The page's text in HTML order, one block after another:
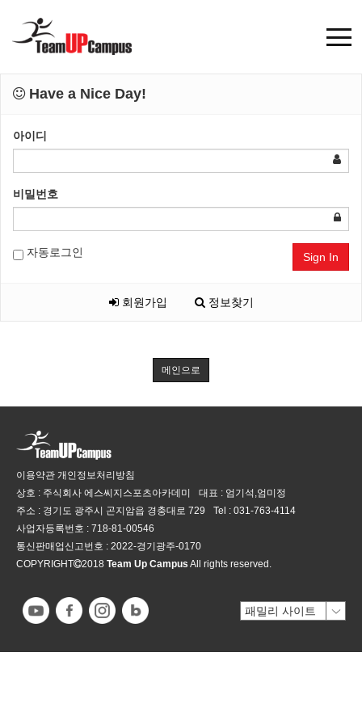
Have a Nice Day!
아이디
비밀번호
자동로그인 Sign In
회원가입 정보찾기
메인으로
이용약관 개인정보처리방침
상호 : 주식회사 에스씨지스포츠아카데미
대표 : 엄기석,엄미정
주소 : 경기도 광주시 곤지암읍 경충대로 729
Tel : 031-763-4114
사업자등록번호 : 718-81-00546
통신판매업신고번호 : 2022-경기광주-0170
COPYRIGHT
2018 Team Up Campus All rights reserved.